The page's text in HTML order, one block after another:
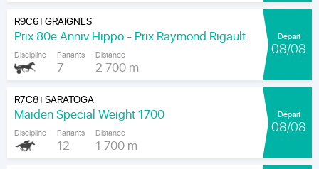
R9C6|GRAIGNES
Prix 80e Anniv Hippo - Prix Raymond Rigault
Discipline Partants
7
Distance
2 700 m
Départ
08/08
R7C8|SARATOGA
Maiden Special Weight 1700
Discipline Partants
12
Distance
1 700 m
Départ
08/08